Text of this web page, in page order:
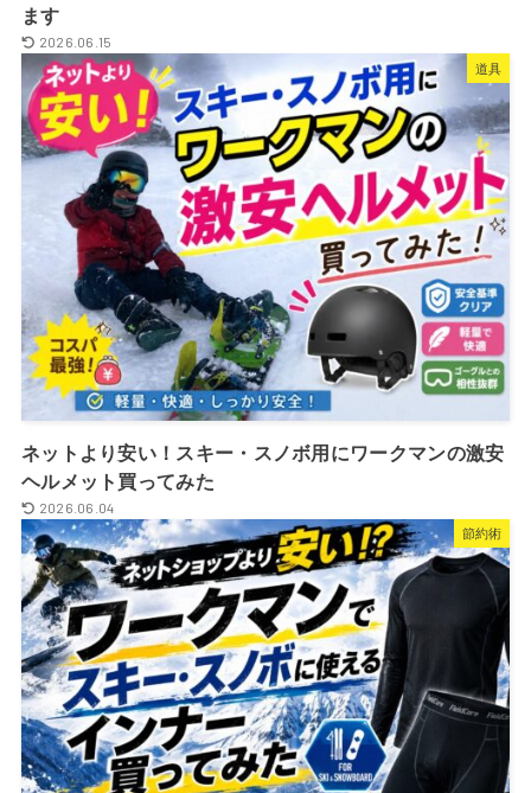
ます
2026.06.15
道具
ネットより安い！スキー・スノボ用にワークマンの激安
ヘルメット買ってみた
2026.06.04
節約術